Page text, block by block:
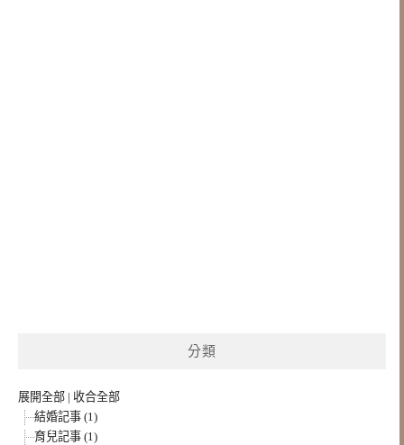
分類
展開全部 | 收合全部
結婚記事 (1)
育兒記事 (1)